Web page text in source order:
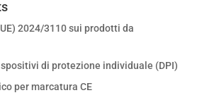
2024/3110 sui prodotti da
di protezione individuale (DPI)
per marcatura CE